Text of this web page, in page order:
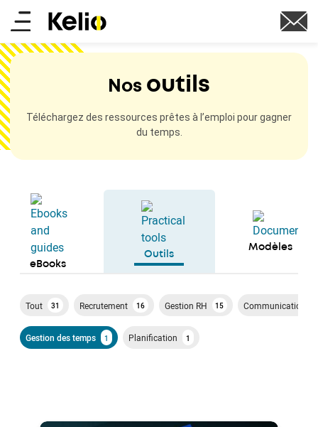
Aller
au
contenu
principal
Main
menu
Nos outils
Téléchargez des ressources prêtes à l’emploi pour gagner
du temps.
eBooks
Outils
Modèles
Tout 31 Recrutement 16 Gestion RH 15 Communication
Gestion des temps 1 Planification 1